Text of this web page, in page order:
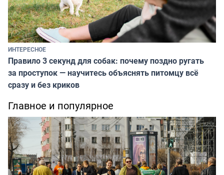
ИНТЕРЕСНОЕ
Правило 3 секунд для собак: почему поздно ругать
за проступок — научитесь объяснять питомцу всё
сразу и без криков
Главное и популярное